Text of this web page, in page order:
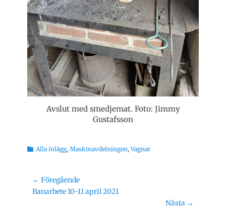
Avslut med smedjemat. Foto: Jimmy
Gustafsson
Kategorier
Alla inlägg, Maskinavdelningen,Vagnar
Inläggsnavigering
← Föregående
Föregående
Banarbete 10-11 april 2021
Nästa →